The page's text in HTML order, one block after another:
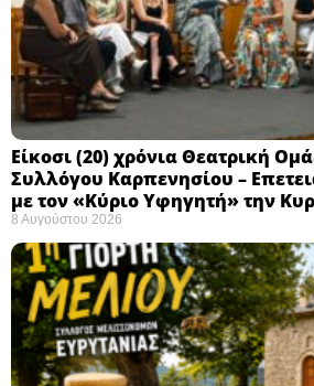
Eίκοσι (20) χρόνια Θεατρική
Συλλόγου Καρπενησίου –
με τον «Κύριο Υφηγητή» την
8 Αυγούστου 2026